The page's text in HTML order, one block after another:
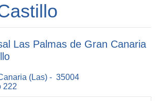
Las Palmas de Gran Canaria
(Las) - 35004
222